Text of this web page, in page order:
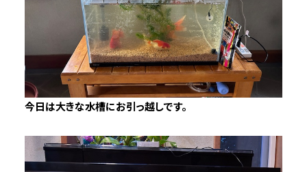
今日は大きな水槽にお引っ越しです。